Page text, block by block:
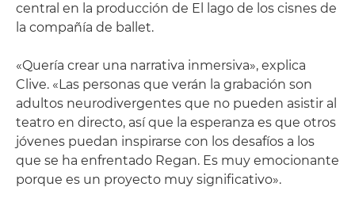
central en la producción de El lago de los cisnes de
la compañía de ballet.
«Quería crear una narrativa inmersiva», explica
Clive. «Las personas que verán la grabación son
adultos neurodivergentes que no pueden asistir al
teatro en directo, así que la esperanza es que otros
jóvenes puedan inspirarse con los desafíos a los
que se ha enfrentado Regan. Es muy emocionante
porque es un proyecto muy significativo».